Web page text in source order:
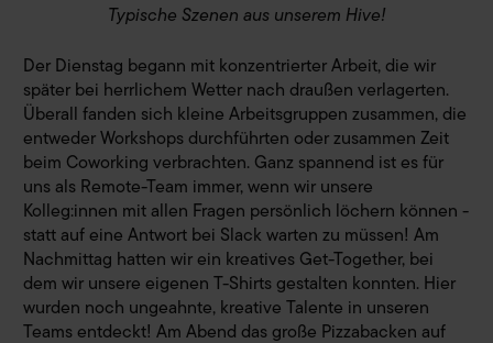
Typische Szenen aus unserem Hive!
Der Dienstag begann mit konzentrierter Arbeit, die wir
später bei herrlichem Wetter nach draußen verlagerten.
Überall fanden sich kleine Arbeitsgruppen zusammen, die
entweder Workshops durchführten oder zusammen Zeit
beim Coworking verbrachten. Ganz spannend ist es für
uns als Remote-Team immer, wenn wir unsere
Kolleg:innen mit allen Fragen persönlich löchern können -
statt auf eine Antwort bei Slack warten zu müssen! Am
Nachmittag hatten wir ein kreatives Get-Together, bei
dem wir unsere eigenen T-Shirts gestalten konnten. Hier
wurden noch ungeahnte, kreative Talente in unseren
Teams entdeckt! Am Abend das große Pizzabacken auf